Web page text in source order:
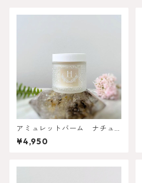
アミュレットバーム ナチュ
ラル 56g
¥4,950